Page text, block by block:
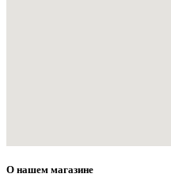
О нашем магазине